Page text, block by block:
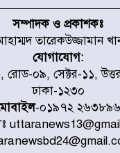
৫ আহত, চীনে বন্দর
চিকিৎসা খাতে
বরাদ্দের ঘোষণা
জুলাই জাদুঘর ঘুরে
নেতারা
সম্পাদক ও প্রকাশকঃ
তারেকউজ্জামান
যোগাযোগ:
রোড-০৯, সেক্টর-১১,
ঢাকা-১২৩০
-০১৯৭২ ২৬৩৮৯৬